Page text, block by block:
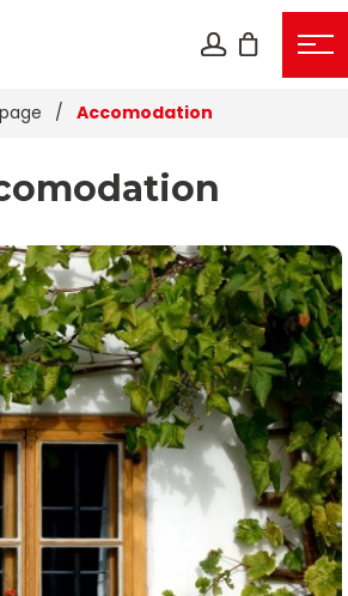
/ Accomodation